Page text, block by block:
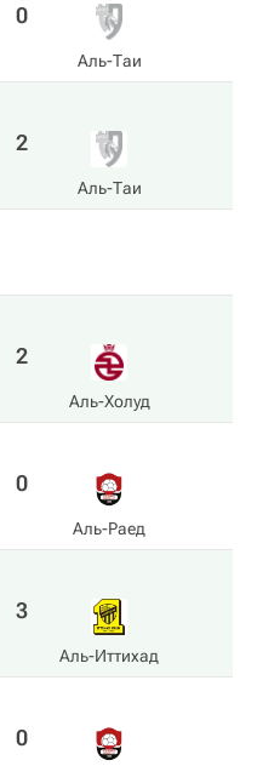
0
Аль-Таи
2
Аль-Таи
2
Аль-Холуд
0
Аль-Раед
3
Аль-Иттихад
0